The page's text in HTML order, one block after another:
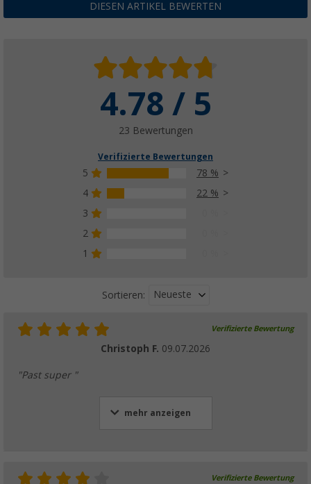
DIESEN ARTIKEL BEWERTEN
4.78 / 5
23 Bewertungen
Verifizierte Bewertungen
5
78 %
4
22 %
3
2
1
Sortieren: Neueste
Verifizierte Bewertung
Christoph F. 09.07.2026
"Past super "
mehr anzeigen
Verifizierte Bewertung